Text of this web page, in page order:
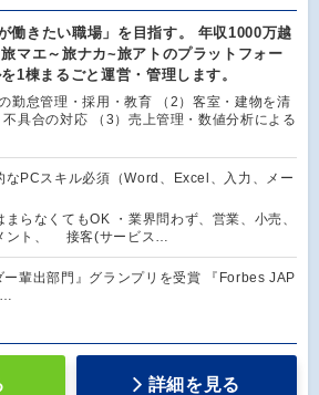
働きたい職場」を目指す。 年収1000万越
マエ～旅ナカ~旅アトのプラットフォー
1棟まるごと運営・管理します。
勤怠管理・採用・教育 （2）客室・建物を清
具合の対応 （3）売上管理・数値分析による
PCスキル必須（Word、Excel、入力、メー
らなくてもOK ・業界問わず、営業、小売、
ント、 接客(サービス…
ー輩出部門』グランプリを受賞 『Forbes JAP
詳細を見る